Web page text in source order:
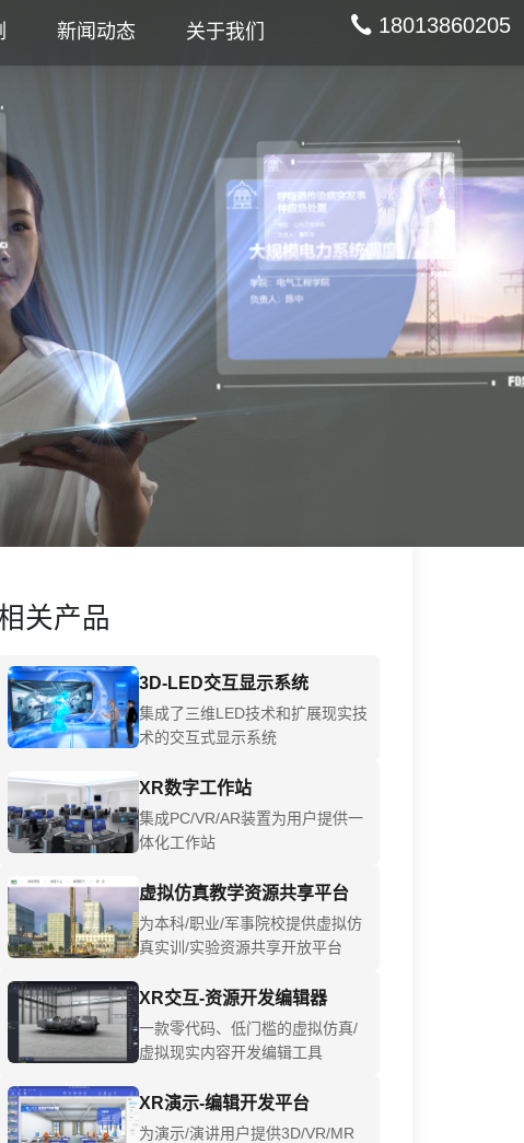
新闻动态 关于我们 18013860205
关产品
3D-LED交互显示系统
集成了三维LED技术和扩展现实技
术的交互式显示系统
XR数字工作站
集成PC/VR/AR装置为用户提供一
体化工作站
虚拟仿真教学资源共享平台
为本科/职业/军事院校提供虚拟仿
真实训/实验资源共享开放平台
XR交互-资源开发编辑器
一款零代码、低门槛的虚拟仿真/
虚拟现实内容开发编辑工具
XR演示-编辑开发平台
为演示/演讲用户提供3D/VR/MR